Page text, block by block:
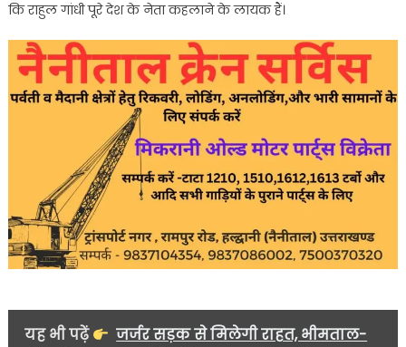
कि राहुल गांधी पूरे देश के नेता कहलाने के लायक हैं।
यह भी पढ़ें
जर्जर सड़क से मिलेगी राहत, भीमताल-